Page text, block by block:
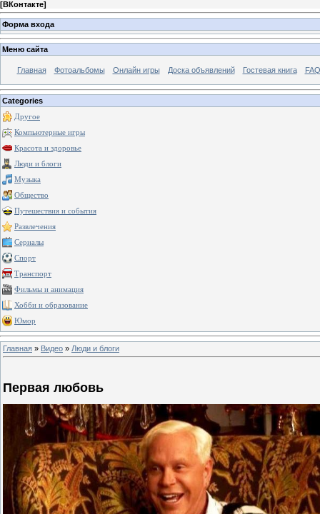
[ВКонтакте]
Форма входа
Меню сайта
Главная Фотоальбомы Онлайн игры Доска объявлений Гостевая книга
Categories
Другое
Компьютерные игры
Красота и здоровье
Люди и блоги
Музыка
Общество
Путешествия и события
Развлечения
Сериалы
Спорт
Транспорт
Фильмы и анимация
Хобби и образование
Юмор
Главная » Видео » Люди и блоги
Первая любовь